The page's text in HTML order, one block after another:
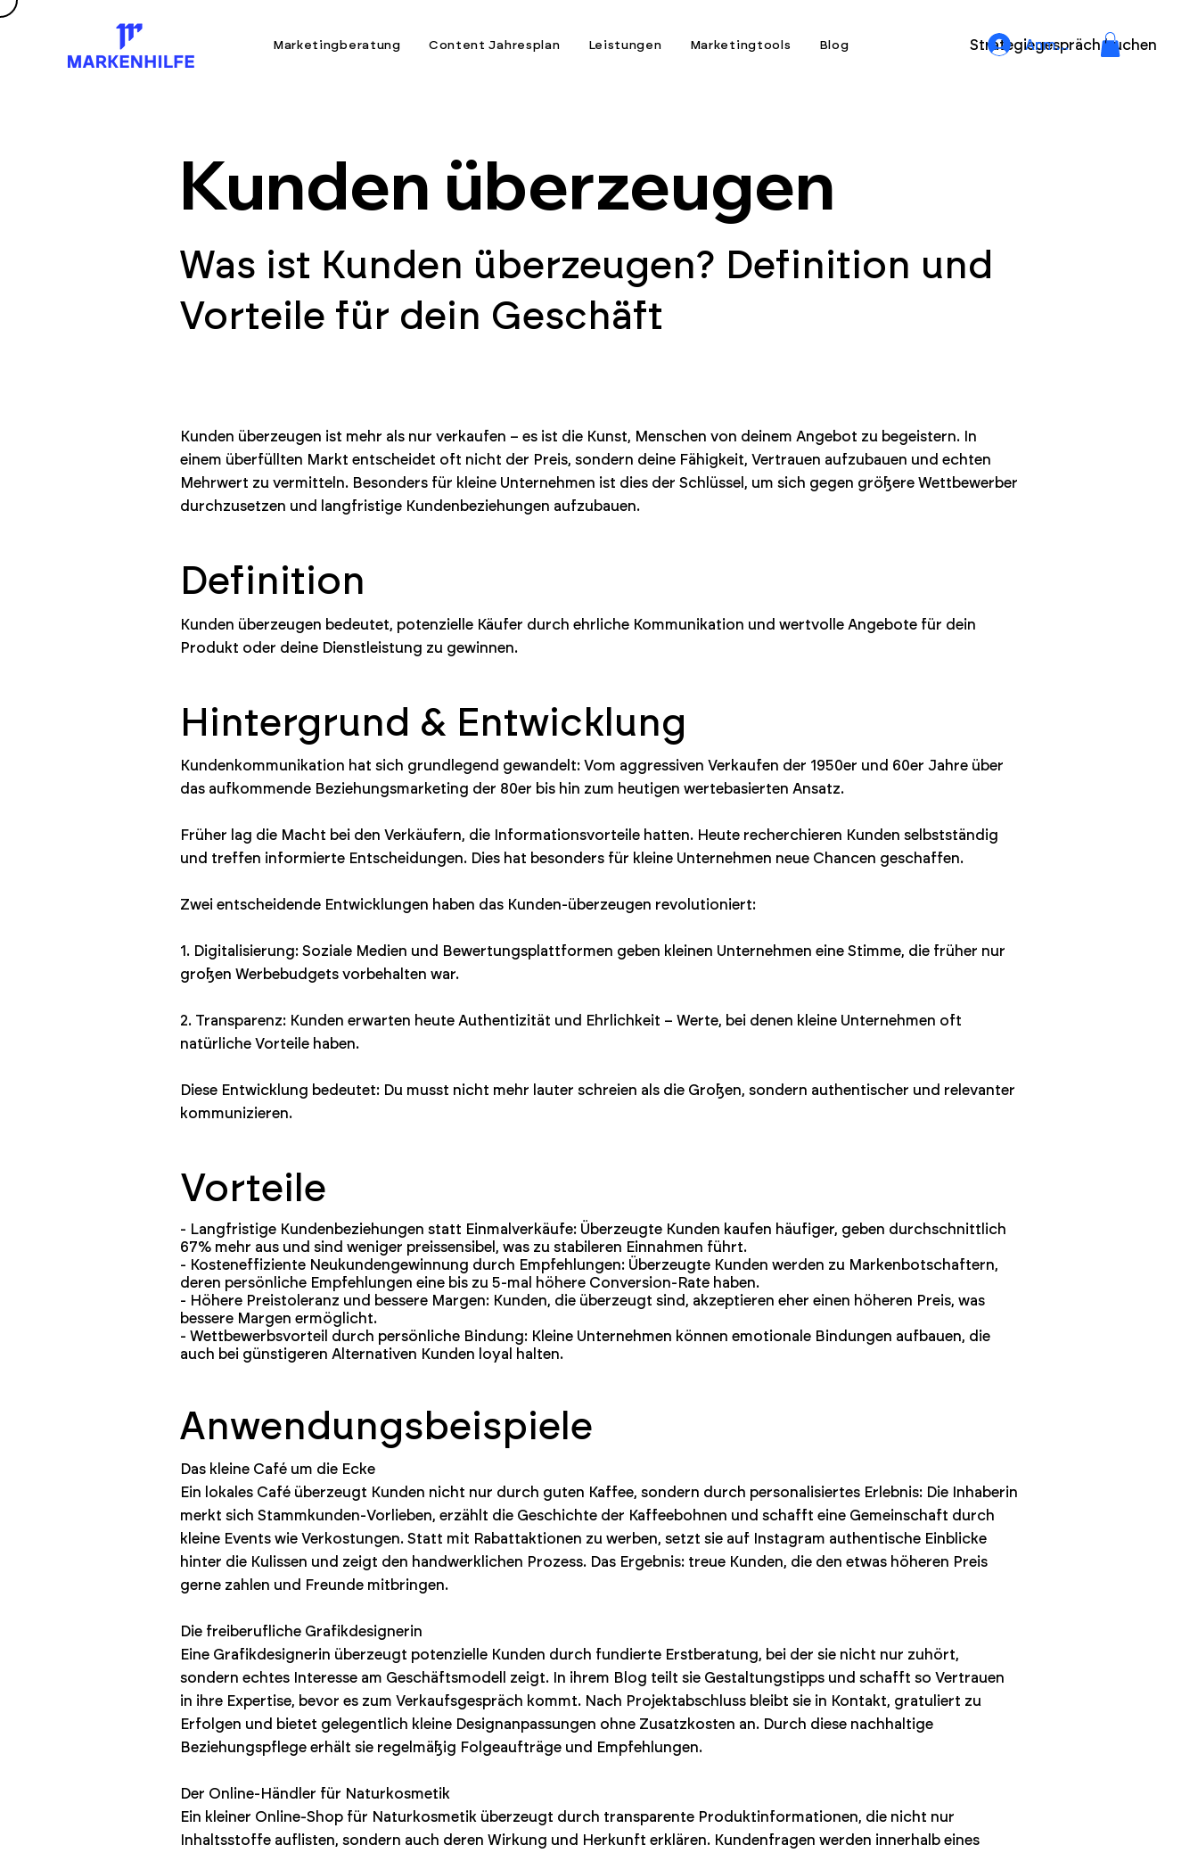
Marketingberatung Content Jahresplan Leistungen Marketingtools Blog Strategiegespräch buchen
Anmelden
Kunden überzeugen
Was ist Kunden überzeugen? Definition und
Vorteile für dein Geschäft
Kunden überzeugen ist mehr als nur verkaufen – es ist die Kunst, Menschen von deinem Angebot zu begeistern. In
einem überfüllten Markt entscheidet oft nicht der Preis, sondern deine Fähigkeit, Vertrauen aufzubauen und echten
Mehrwert zu vermitteln. Besonders für kleine Unternehmen ist dies der Schlüssel, um sich gegen größere Wettbewerber
durchzusetzen und langfristige Kundenbeziehungen aufzubauen.
Definition
Kunden überzeugen bedeutet, potenzielle Käufer durch ehrliche Kommunikation und wertvolle Angebote für dein
Produkt oder deine Dienstleistung zu gewinnen.
Hintergrund & Entwicklung
Kundenkommunikation hat sich grundlegend gewandelt: Vom aggressiven Verkaufen der 1950er und 60er Jahre über
das aufkommende Beziehungsmarketing der 80er bis hin zum heutigen wertebasierten Ansatz.
Früher lag die Macht bei den Verkäufern, die Informationsvorteile hatten. Heute recherchieren Kunden selbstständig
und treffen informierte Entscheidungen. Dies hat besonders für kleine Unternehmen neue Chancen geschaffen.
Zwei entscheidende Entwicklungen haben das Kunden-überzeugen revolutioniert:
1. Digitalisierung: Soziale Medien und Bewertungsplattformen geben kleinen Unternehmen eine Stimme, die früher nur
großen Werbebudgets vorbehalten war.
2. Transparenz: Kunden erwarten heute Authentizität und Ehrlichkeit – Werte, bei denen kleine Unternehmen oft
natürliche Vorteile haben.
Diese Entwicklung bedeutet: Du musst nicht mehr lauter schreien als die Großen, sondern authentischer und relevanter
kommunizieren.
Vorteile
- Langfristige Kundenbeziehungen statt Einmalverkäufe: Überzeugte Kunden kaufen häufiger, geben durchschnittlich
67% mehr aus und sind weniger preissensibel, was zu stabileren Einnahmen führt.
- Kosteneffiziente Neukundengewinnung durch Empfehlungen: Überzeugte Kunden werden zu Markenbotschaftern,
deren persönliche Empfehlungen eine bis zu 5-mal höhere Conversion-Rate haben.
- Höhere Preistoleranz und bessere Margen: Kunden, die überzeugt sind, akzeptieren eher einen höheren Preis, was
bessere Margen ermöglicht.
- Wettbewerbsvorteil durch persönliche Bindung: Kleine Unternehmen können emotionale Bindungen aufbauen, die
auch bei günstigeren Alternativen Kunden loyal halten.
Anwendungsbeispiele
Das kleine Café um die Ecke
Ein lokales Café überzeugt Kunden nicht nur durch guten Kaffee, sondern durch personalisiertes Erlebnis: Die Inhaberin
merkt sich Stammkunden-Vorlieben, erzählt die Geschichte der Kaffeebohnen und schafft eine Gemeinschaft durch
kleine Events wie Verkostungen. Statt mit Rabattaktionen zu werben, setzt sie auf Instagram authentische Einblicke
hinter die Kulissen und zeigt den handwerklichen Prozess. Das Ergebnis: treue Kunden, die den etwas höheren Preis
gerne zahlen und Freunde mitbringen.
Die freiberufliche Grafikdesignerin
Eine Grafikdesignerin überzeugt potenzielle Kunden durch fundierte Erstberatung, bei der sie nicht nur zuhört,
sondern echtes Interesse am Geschäftsmodell zeigt. In ihrem Blog teilt sie Gestaltungstipps und schafft so Vertrauen
in ihre Expertise, bevor es zum Verkaufsgespräch kommt. Nach Projektabschluss bleibt sie in Kontakt, gratuliert zu
Erfolgen und bietet gelegentlich kleine Designanpassungen ohne Zusatzkosten an. Durch diese nachhaltige
Beziehungspflege erhält sie regelmäßig Folgeaufträge und Empfehlungen.
Der Online-Händler für Naturkosmetik
Ein kleiner Online-Shop für Naturkosmetik überzeugt durch transparente Produktinformationen, die nicht nur
Inhaltsstoffe auflisten, sondern auch deren Wirkung und Herkunft erklären. Kundenfragen werden innerhalb eines